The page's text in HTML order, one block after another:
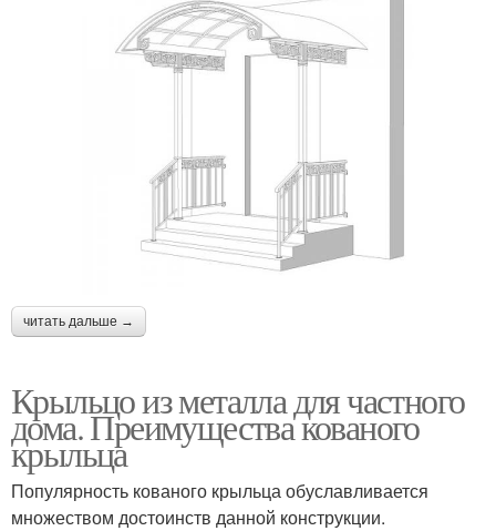
читать дальше →
Крыльцо из металла для частного
дома. Преимущества кованого
крыльца
Популярность кованого крыльца обуславливается
множеством достоинств данной конструкции.